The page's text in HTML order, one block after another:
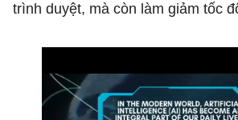
trình duyệt, mà còn làm giảm tốc